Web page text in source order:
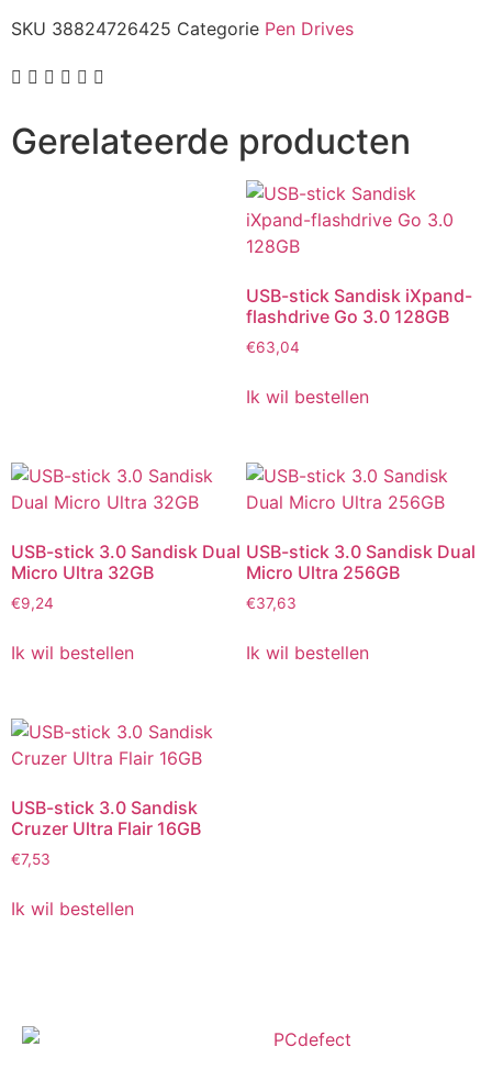
SKU 38824726425 Categorie Pen Drives
Gerelateerde producten
USB-stick Sandisk iXpand-
flashdrive Go 3.0 128GB
€63,04
Ik wil bestellen
USB-stick 3.0 Sandisk Dual
Micro Ultra 32GB
€9,24
Ik wil bestellen
USB-stick 3.0 Sandisk Dual
Micro Ultra 256GB
€37,63
Ik wil bestellen
USB-stick 3.0 Sandisk
Cruzer Ultra Flair 16GB
€7,53
Ik wil bestellen